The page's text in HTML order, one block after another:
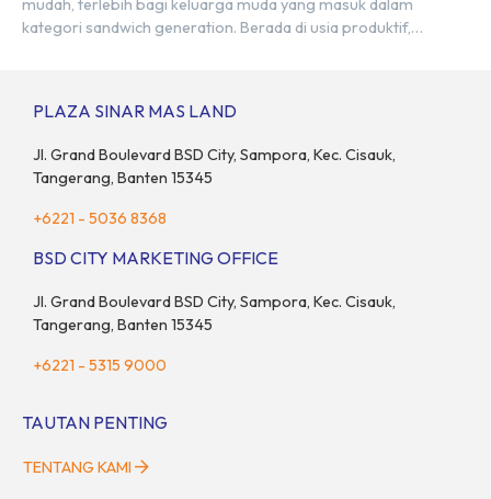
mudah, terlebih bagi keluarga muda yang masuk dalam
kategori sandwich generation. Berada di usia produktif,
Fenomena urban ini kian marak di kota-kota besar, termasuk di
PLAZA SINAR MAS LAND
Jl. Grand Boulevard BSD City, Sampora, Kec. Cisauk,
Tangerang, Banten 15345
+6221 - 5036 8368
BSD CITY MARKETING OFFICE
Jl. Grand Boulevard BSD City, Sampora, Kec. Cisauk,
Tangerang, Banten 15345
+6221 - 5315 9000
TAUTAN PENTING
TENTANG KAMI